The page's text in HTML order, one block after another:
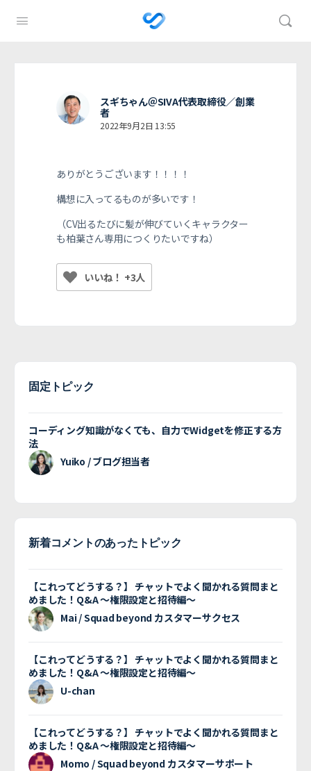
スギちゃん＠SIVA代表取締役／創業
者
2022年9月2日 13:55
ありがとうございます！！！！
構想に入ってるものが多いです！
（CV出るたびに髪が伸びていくキャラクター
も柏葉さん専用につくりたいですね）
いいね！ +3人
固定トピック
コーディング知識がなくても、自力でWidgetを修正する方
法
Yuiko / ブログ担当者
新着コメントのあったトピック
【これってどうする？】 チャットでよく聞かれる質問まと
めました！Q&A 〜権限設定と招待編〜
Mai / Squad beyond カスタマーサクセス
【これってどうする？】 チャットでよく聞かれる質問まと
めました！Q&A 〜権限設定と招待編〜
U-chan
【これってどうする？】 チャットでよく聞かれる質問まと
めました！Q&A 〜権限設定と招待編〜
Momo / Squad beyond カスタマーサポート